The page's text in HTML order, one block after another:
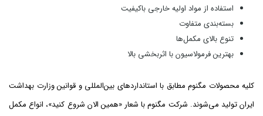
استفاده از مواد اولیه خارجی باکیفیت
بسته‌بندی متفاوت
تنوع بالای مکمل‌ها
بهترین فرمولاسیون با اثربخشی بالا
کلیه محصولات مگنوم مطابق با استانداردهای بین‌المللی و قوانین وزارت بهداشت
ایران تولید می‌شوند. شرکت مگنوم با شعار «همین الان شروع کنید»، انواع مکمل